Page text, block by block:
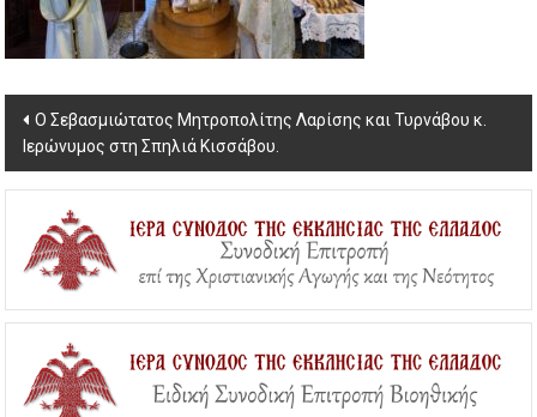
Post
navigation
Ο Σεβασμιώτατος Μητροπολίτης Λαρίσης και Τυρνάβου κ.
Ιερώνυμος στη Σπηλιά Κισσάβου.